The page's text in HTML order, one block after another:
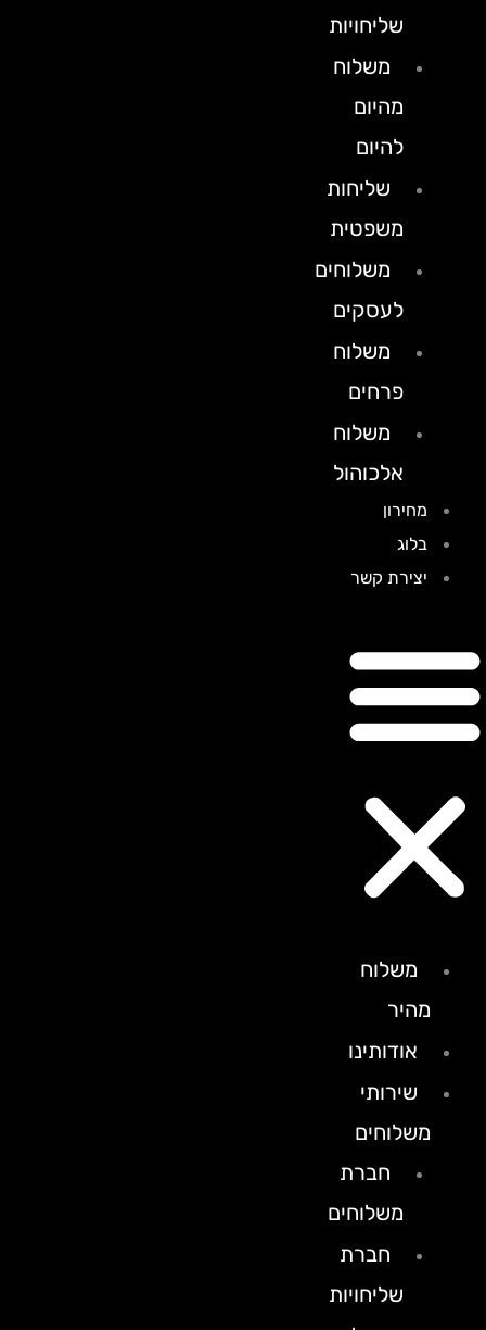
שליחויות
משלוח
מהיום
להיום
שליחות
משפטית
משלוחים
לעסקים
משלוח
פרחים
משלוח
אלכוהול
מחירון
בלוג
יצירת קשר
משלוח
מהיר
אודותינו
שירותי
משלוחים
חברת
משלוחים
חברת
שליחויות